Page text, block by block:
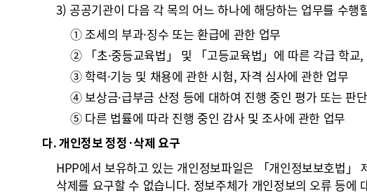
3) 공공기관이 다음 각 목의 어느 하나에 해당하는 업무를 수행
① 조세의 부과·징수 또는 환급에 관한 업무
② 「초·중등교육법」 및 「고등교육법」에 따른 각급 학
③ 학력·기능 및 채용에 관한 시험, 자격 심사에 관한 업무
④ 보상금·급부금 산정 등에 대하여 진행 중인 평가 또는 판
⑤ 다른 법률에 따라 진행 중인 감사 및 조사에 관한 업무
다. 개인정보 정정·삭제 요구
HPP에서 보유하고 있는 개인정보파일은 「개인정보보호법」
삭제를 요구할 수 없습니다. 정보주체가 개인정보의 오류 등